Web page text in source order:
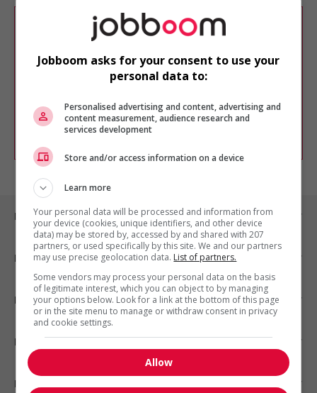
Désolé, cette recherche n'a produit aucun
résultat.
Veuillez faire une nouvelle recherche.
Vous pouvez en tout temps utiliser nos
chercher un poste selon votre profil
d'intérêt en emploi en vousinscrivant
comme membre Jobboom.
Emplois par ville
Emplois par secteur
Emplois par statut
Emplois par type
Nos suggestions
Jobboom asks for your consent to use your
personal data to:
Personalised advertising and content, advertising and
content measurement, audience research and
services development
Store and/or access information on a device
Learn more
Your personal data will be processed and information from
your device (cookies, unique identifiers, and other device
data) may be stored by, accessed by and shared with 207
partners, or used specifically by this site. We and our partners
may use precise geolocation data. List of partners.
Some vendors may process your personal data on the basis
of legitimate interest, which you can object to by managing
your options below. Look for a link at the bottom of this page
or in the site menu to manage or withdraw consent in privacy
and cookie settings.
Allow